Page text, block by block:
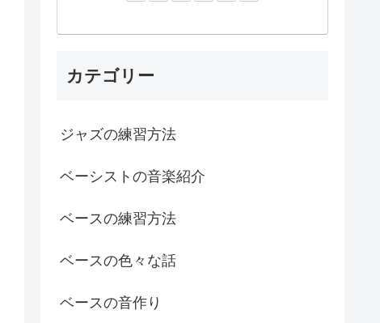
カテゴリー
ジャズの練習方法
ベーシストの音楽紹介
ベースの練習方法
ベースの色々な話
ベースの音作り